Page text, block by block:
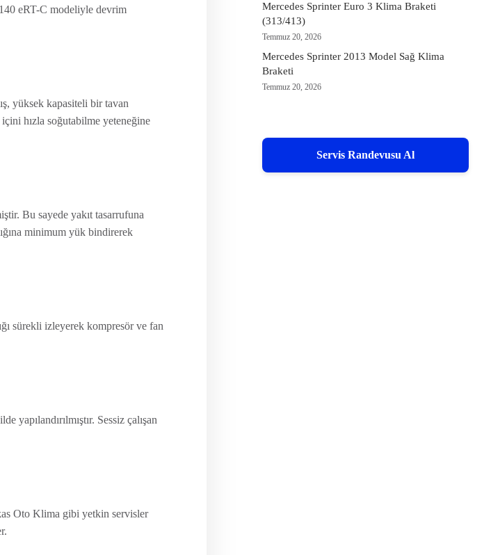
eRT-C modeliyle devrim
yüksek kapasiteli bir tavan
hızla soğutabilme yeteneğine
Bu sayede yakıt tasarrufuna
minimum yük bindirerek
sürekli izleyerek kompresör ve fan
yapılandırılmıştır. Sessiz çalışan
Oto Klima gibi yetkin servisler
Mercedes Sprinter Euro 3 Klima Braketi
(313/413)
Temmuz 20, 2026
Mercedes Sprinter 2013 Model Sağ Klima
Braketi
Temmuz 20, 2026
Servis Randevusu Al